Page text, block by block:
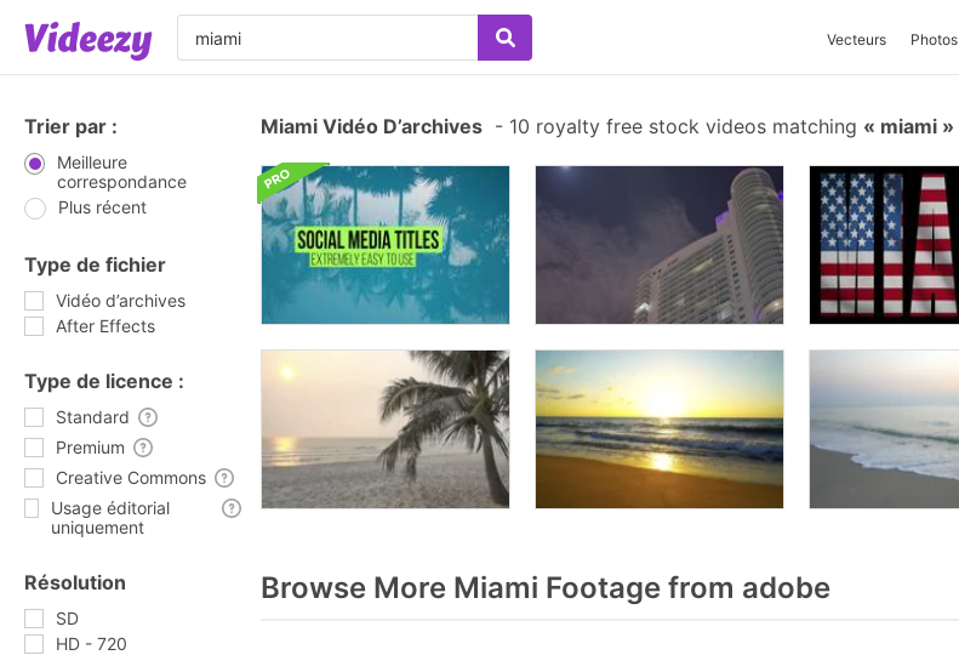
Vecteurs Photos
Trier par :
Meilleure
correspondance
Plus récent
Type de fichier
Vidéo d’archives
After Effects
Type de licence :
Standard
Premium
Creative Commons
Usage éditorial
uniquement
Résolution
SD
HD - 720
Miami Vidéo D’archives - 10 royalty free stock videos matching miami
Browse More Miami Footage from adobe